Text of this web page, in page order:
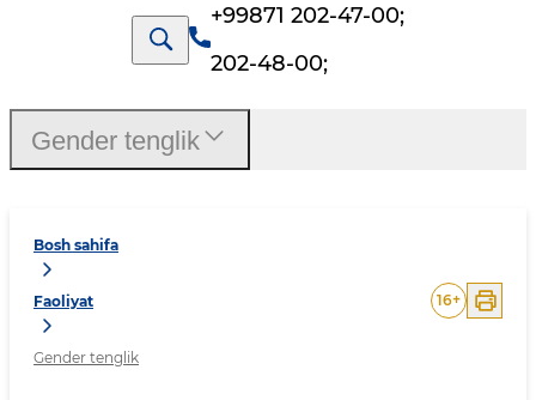
+99871 202-47-00;
202-48-00;
Bosh sahifa
Faoliyat
Gender tenglik
16+
Gender tenglik